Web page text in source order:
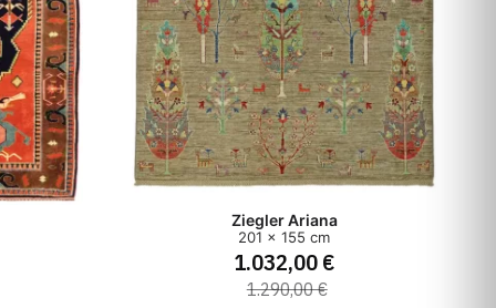
Ziegler Ariana
201 x 155 cm
1.032,00 €
1.290,00 €